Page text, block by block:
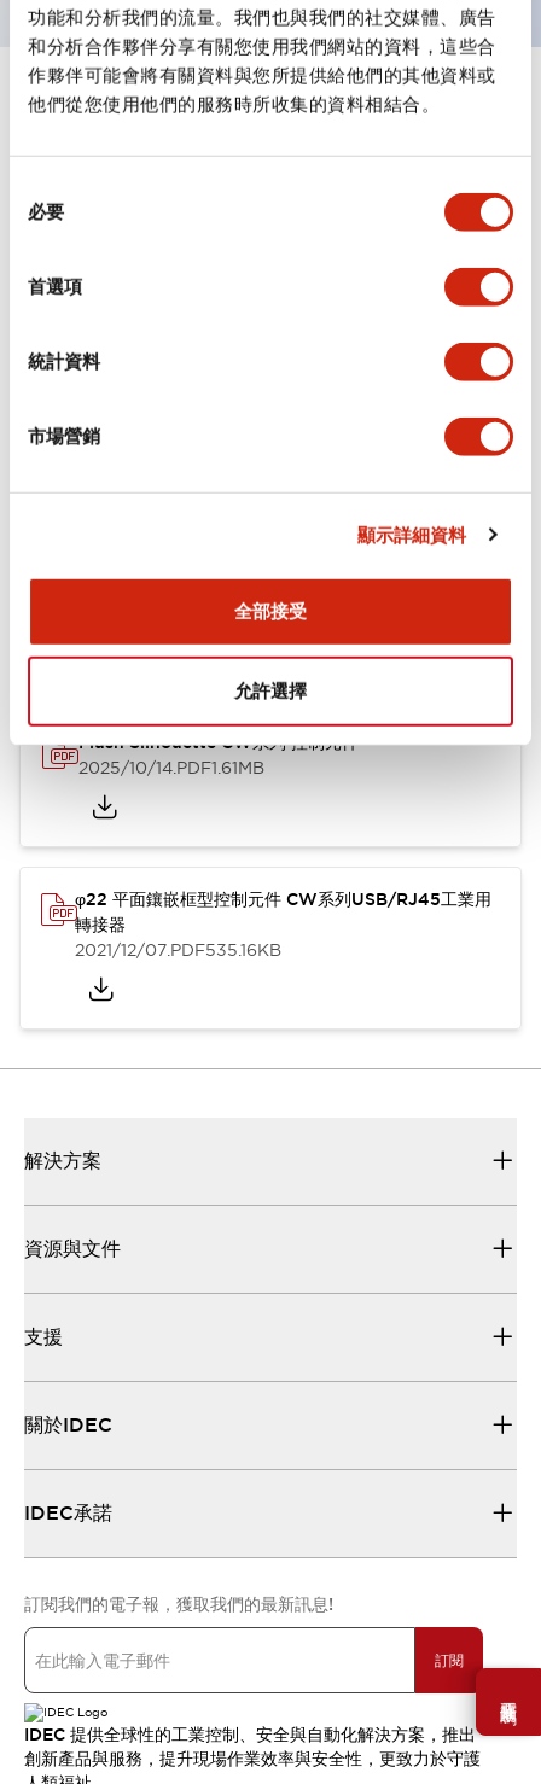
功能和分析我們的流量。我們也與我們的社交媒體、廣告
和分析合作夥伴分享有關您使用我們網站的資料，這些合
作夥伴可能會將有關資料與您所提供給他們的其他資料或
他們從您使用他們的服務時所收集的資料相結合。
必要
首選項
統計資料
市場營銷
顯示詳細資料
全部接受
允許選擇
需要幫助嗎？
規格
審美規範
環境規範
功能規格
機械規格
型錄和宣傳手冊 CAD檔 認證與標準
Flush Silhouette CW系列 控制元件
2025/10/14.PDF1.61MB
φ22 平面鑲嵌框型控制元件 CW系列USB/RJ45工業用
轉接器
2021/12/07.PDF535.16KB
解決方案
資源與文件
支援
關於IDEC
IDEC承諾
訂閱我們的電子報，獲取我們的最新訊息!
訂閱
IDEC 提供全球性的工業控制、安全與自動化解決方案，推出
創新產品與服務，提升現場作業效率與安全性，更致力於守護